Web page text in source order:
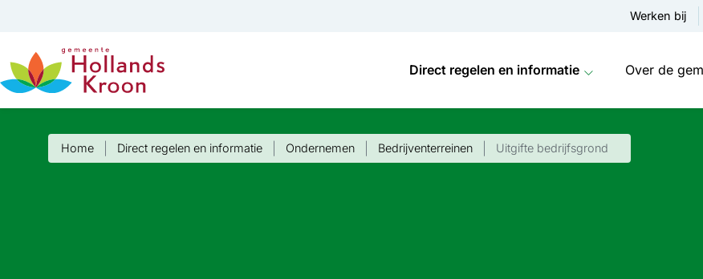
Werken bij
Direct regelen en informatie Over de
Home Direct regelen en informatie Ondernemen Bedrijventerreinen Uitgifte bedrijfsgrond